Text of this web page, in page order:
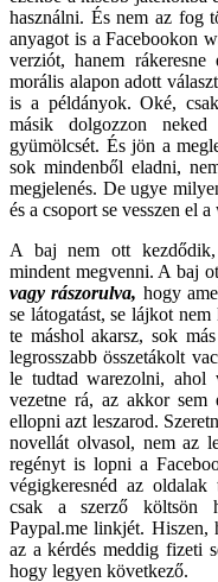
használni. És nem az fog
anyagot is a Facebookon
verziót, hanem
morális alapon adott
is a példányok. Oké,
másik dolgozzon
gyümölcsét. És jön a
sok mindenből eladni,
megjelenés. De ugye
és a csoport se vesszen el
A baj nem ott
mindent megvenni. A baj
vagy rászorulva, hogy
se látogatást, se lájkot
te máshol akarsz, sok
legrosszabb összetákolt
le tudtad warezolni, ahol
vezetne rá, az akkor
ellopni azt leszarod.
novellát olvasol, nem az
regényt is lopni a
végigkeresnéd az oldalak
csak a szerző költsön
Paypal.me linkjét. Hiszen,
az a kérdés meddig fizeti
hogy legyen következő.